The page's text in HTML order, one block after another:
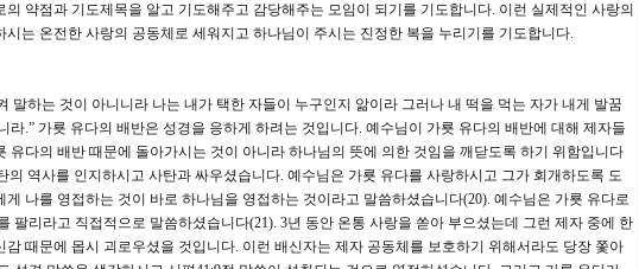
약점과 기도제목을 알고 기도해주고 감당해주는 모임이 되기를 기도합니다. 이런 실제적인 사랑의
는 온전한 사랑의 공동체로 세워지고 하나님이 주시는 진정한 복을 누리기를 기도합니다.
말하는 것이 아니니라 나는 내가 택한 자들이 누구인지 앎이라 그러나 내 떡을 먹는 자가 내게 발꿈
라.” 가룟 유다의 배반은 성경을 응하게 하려는 것입니다. 예수님이 가룟 유다의 배반에 대해 제자들
유다의 배반 때문에 돌아가시는 것이 아니라 하나님의 뜻에 의한 것임을 깨닫도록 하기 위함입니다
의 역사를 인지하시고 사탄과 싸우셨습니다. 예수님은 가룟 유다를 사랑하시고 그가 회개하도록 도
나를 영접하는 것이 바로 하나님을 영접하는 것이라고 말씀하셨습니다(20). 예수님은 가룟 유다로
팔리라고 직접적으로 말씀하셨습니다(21). 3년 동안 온통 사랑을 쏟아 부으셨는데 그런 제자 중에 한
때문에 몹시 괴로우셨을 것입니다. 이런 배신자는 제자 공동체를 보호하기 위해서라도 당장 쫓아